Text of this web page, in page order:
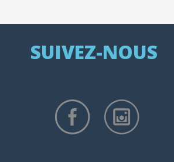
SUIVEZ-NOUS